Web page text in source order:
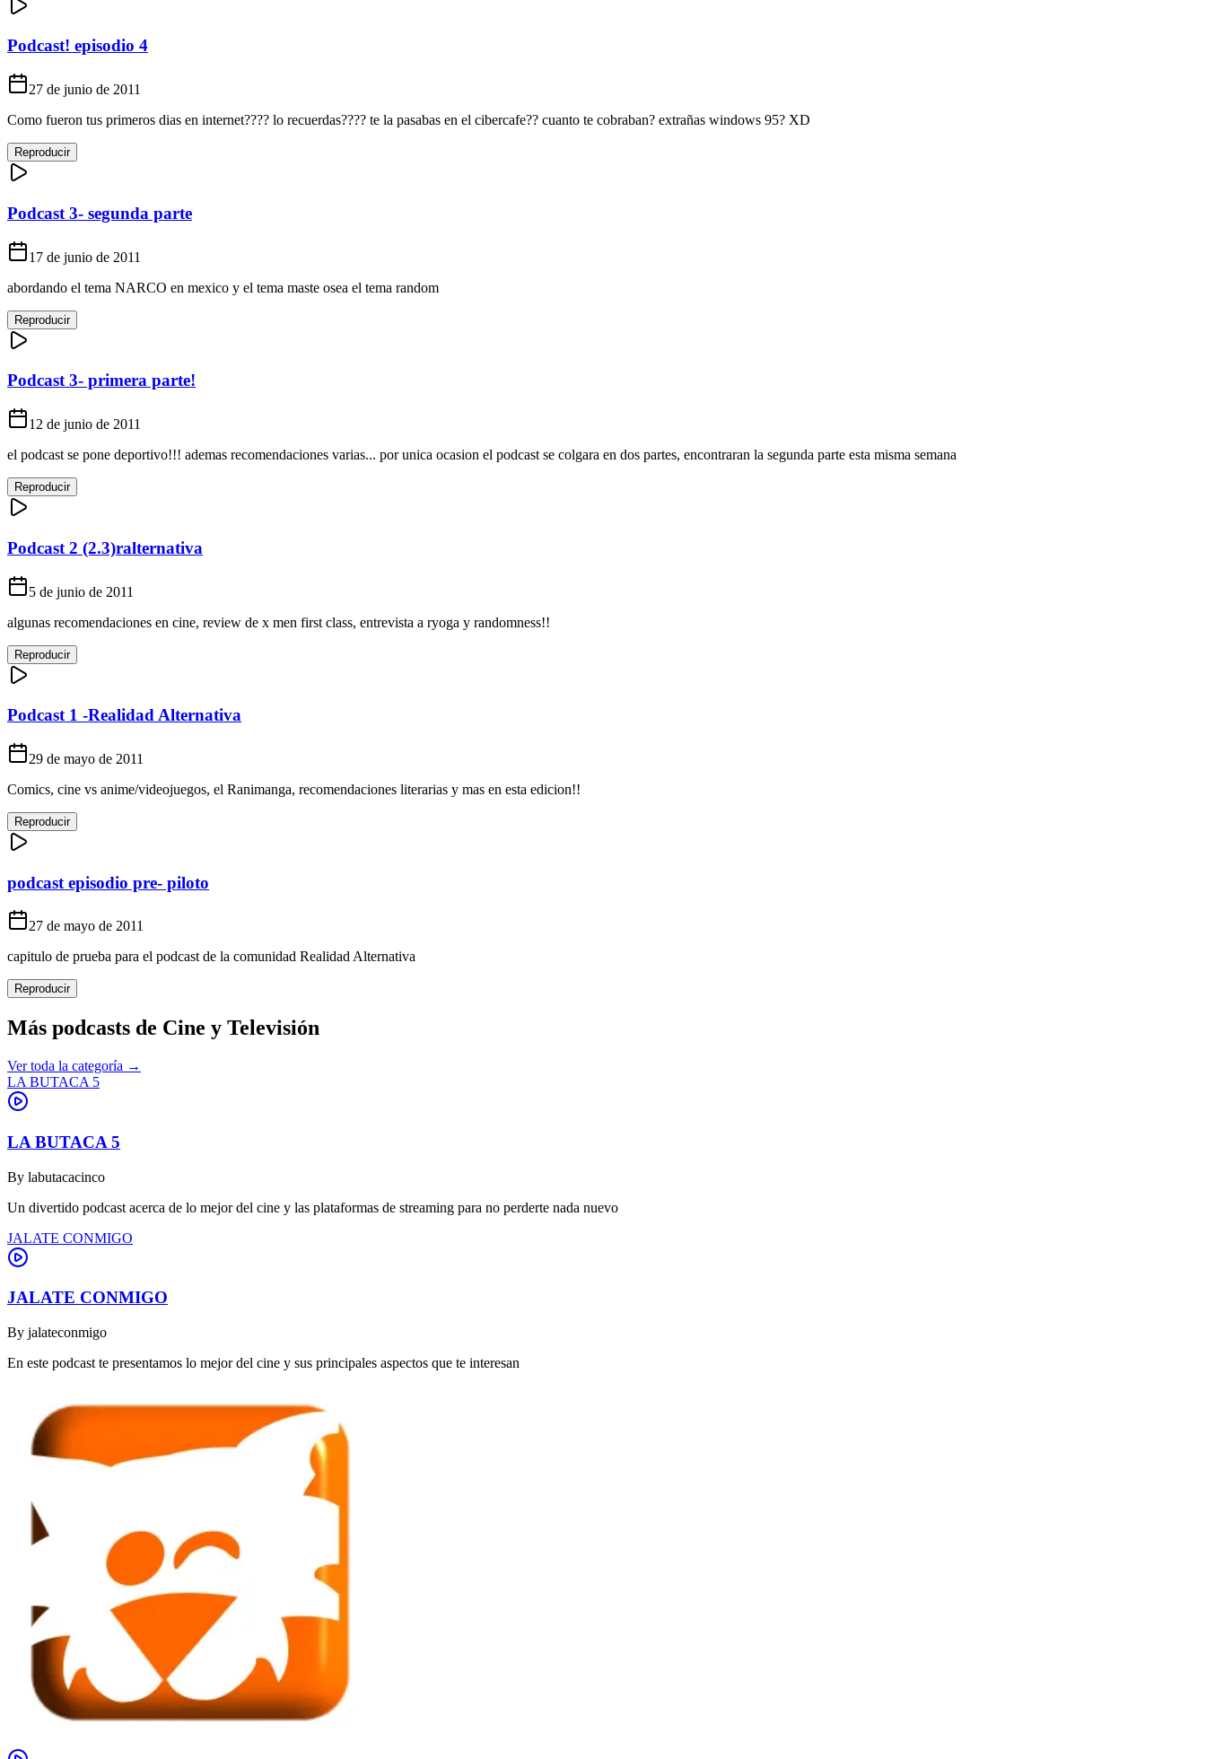
Podcast! episodio 4
27 de junio de 2011
Como fueron tus primeros dias en internet???? lo recuerdas???? te la pasabas en el cibercafe?? cuanto te cobraban? extrañas windows 95? XD
Reproducir
Podcast 3- segunda parte
17 de junio de 2011
abordando el tema NARCO en mexico y el tema maste osea el tema random
Reproducir
Podcast 3- primera parte!
12 de junio de 2011
el podcast se pone deportivo!!! ademas recomendaciones varias... por unica ocasion el podcast se colgara en dos partes, encontraran la segunda parte esta misma semana
Reproducir
Podcast 2 (2.3)ralternativa
5 de junio de 2011
algunas recomendaciones en cine, review de x men first class, entrevista a ryoga y randomness!!
Reproducir
Podcast 1 -Realidad Alternativa
29 de mayo de 2011
Comics, cine vs anime/videojuegos, el Ranimanga, recomendaciones literarias y mas en esta edicion!!
Reproducir
podcast episodio pre- piloto
27 de mayo de 2011
capitulo de prueba para el podcast de la comunidad Realidad Alternativa
Reproducir
Más podcasts de Cine y Televisión
Ver toda la categoría →
LA BUTACA 5
LA BUTACA 5
By labutacacinco
Un divertido podcast acerca de lo mejor del cine y las plataformas de streaming para no perderte nada nuevo
JALATE CONMIGO
JALATE CONMIGO
By jalateconmigo
En este podcast te presentamos lo mejor del cine y sus principales aspectos que te interesan